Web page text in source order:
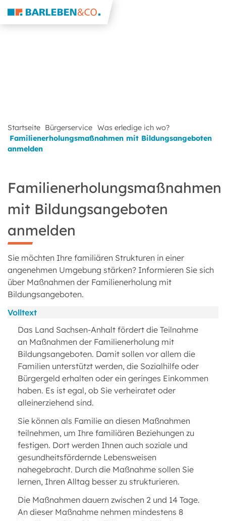
Startseite Bürgerservice Was erledige ich wo?
Familienerholungsmaßnahmen mit Bildungsangeboten
anmelden
Familienerholungsmaßnahmen
mit Bildungsangeboten
anmelden
Sie möchten Ihre familiären Strukturen in einer
angenehmen Umgebung stärken? Informieren Sie sich
über Maßnahmen der Familienerholung mit
Bildungsangeboten.
Volltext
Das Land Sachsen-Anhalt fördert die Teilnahme
an Maßnahmen der Familienerholung mit
Bildungsangeboten. Damit sollen vor allem die
Familien unterstützt werden, die Sozialhilfe oder
Bürgergeld erhalten oder ein geringes Einkommen
haben. Es ist egal, ob Sie verheiratet oder
alleinerziehend sind.
Sie können als Familie an diesen Maßnahmen
teilnehmen, um Ihre familiären Beziehungen zu
festigen. Dort werden Ihnen auch soziale und
gesundheitsfördernde Lebensweisen
nahegebracht. Durch die Maßnahme sollen Sie
lernen, Ihren Alltag besser zu strukturieren.
Die Maßnahmen dauern zwischen 2 und 14 Tage.
An dieser Maßnahme nehmen mindestens 8